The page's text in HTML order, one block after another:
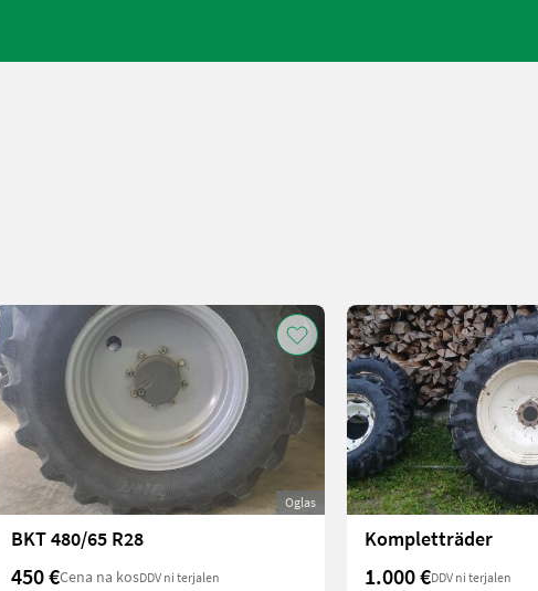
Oglas
BKT 480/65 R28
450 €Cena na kosDDV ni terjalen
Kompletträder
1.000 €DDV ni terjalen